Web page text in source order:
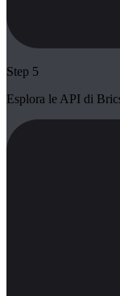
Step 5
Esplora le API di